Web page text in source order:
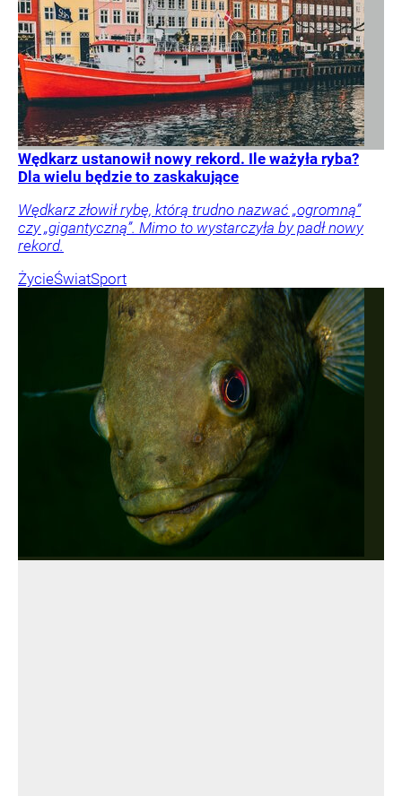
Wędkarz ustanowił nowy rekord. Ile ważyła ryba?
Dla wielu będzie to zaskakujące
Wędkarz złowił rybę, którą trudno nazwać „ogromną”
czy „gigantyczną”. Mimo to wystarczyła by padł nowy
rekord.
ŻycieŚwiatSport